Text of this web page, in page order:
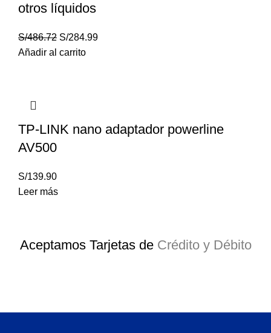
otros líquidos
S/486.72 S/284.99
Añadir al carrito
TP-LINK nano adaptador powerline
AV500
S/139.90
Leer más
Aceptamos Tarjetas de Crédito y Débito